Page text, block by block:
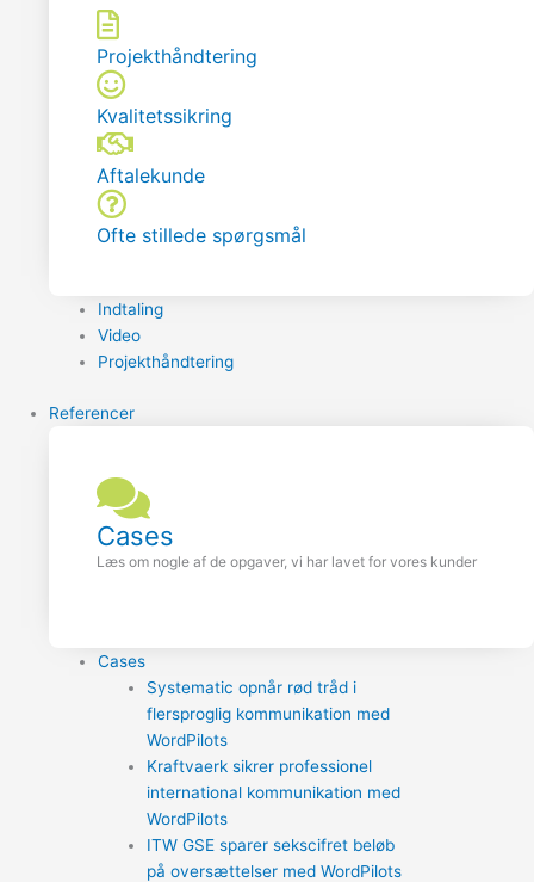
Projekthåndtering
Kvalitetssikring
Aftalekunde
Ofte stillede spørgsmål
Indtaling
Video
Projekthåndtering
Referencer
Cases
Læs om nogle af de opgaver, vi har lavet for vores kunder
Cases
Systematic opnår rød tråd i
flersproglig kommunikation med
WordPilots
Kraftvaerk sikrer professionel
international kommunikation med
WordPilots
ITW GSE sparer sekscifret beløb
på oversættelser med WordPilots